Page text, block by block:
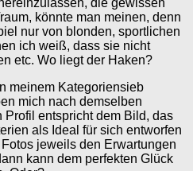
könnte man meinen, denn
nur von blonden, sportlichen
ich weiß, dass sie nicht
etc. Wo liegt der Haken?
meinem Kategoriensieb
mich nach demselben
Profil entspricht dem Bild, das
als Ideal für sich entworfen
jeweils den Erwartungen
kann dem perfekten Glück